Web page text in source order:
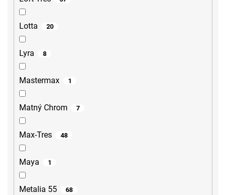
Lotta 20
Lyra 8
Mastermax 1
Matný Chrom 7
Max-Tres 48
Maya 1
Metalia 55 68